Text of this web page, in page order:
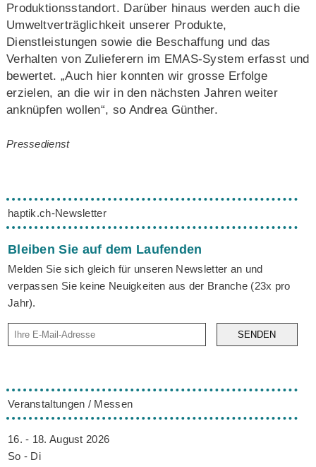
Produktionsstandort. Darüber hinaus werden auch die
Umweltverträglichkeit unserer Produkte,
Dienstleistungen sowie die Beschaffung und das
Verhalten von Zulieferern im EMAS-System erfasst und
bewertet. „Auch hier konnten wir grosse Erfolge
erzielen, an die wir in den nächsten Jahren weiter
anknüpfen wollen“, so Andrea Günther.
Pressedienst
haptik.ch-Newsletter
Bleiben Sie auf dem Laufenden
Melden Sie sich gleich für unseren Newsletter an und
verpassen Sie keine Neuigkeiten aus der Branche (23x pro
Jahr).
SENDEN
Veranstaltungen / Messen
16. - 18. August 2026
So - Di